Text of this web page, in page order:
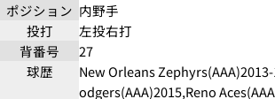
ポジション 内野手
投打
左投右打
背番号
27
球歴
New Orleans
odgers(AAA)2015,Reno